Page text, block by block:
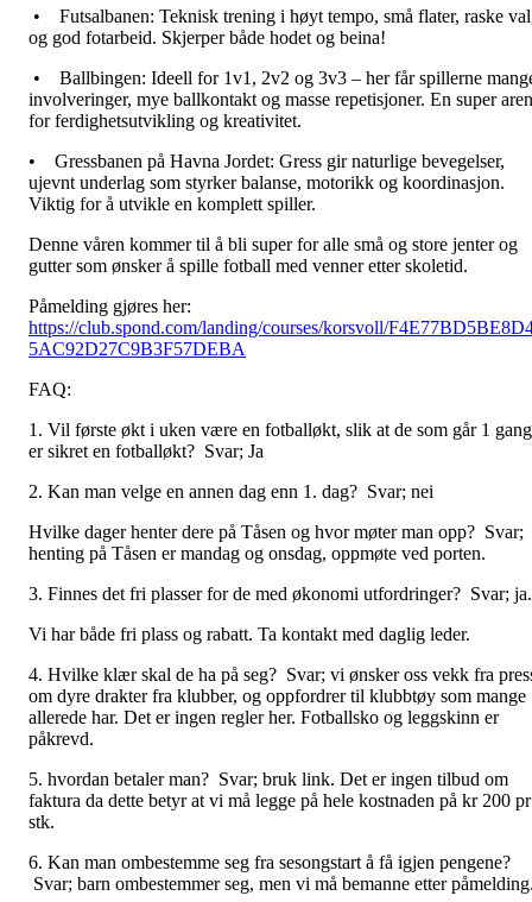
• Futsalbanen: Teknisk trening i høyt tempo, små flater, raske
og god fotarbeid. Skjerper både hodet og beina!
• Ballbingen: Ideell for 1v1, 2v2 og 3v3 – her får spillerne
involveringer, mye ballkontakt og masse repetisjoner. En super
for ferdighetsutvikling og kreativitet.
• Gressbanen på Havna Jordet: Gress gir naturlige bevegelser,
ujevnt underlag som styrker balanse, motorikk og koordinasjon.
Viktig for å utvikle en komplett spiller.
Denne våren kommer til å bli super for alle små og store jenter og
gutter som ønsker å spille fotball med venner etter skoletid.
Påmelding gjøres her:
https://club.spond.com/landing/courses/korsvoll/
5AC92D27C9B3F57DEBA
FAQ:
1. Vil første økt i uken være en fotballøkt, slik at de som går 1 gang
er sikret en fotballøkt? Svar; Ja
2. Kan man velge en annen dag enn 1. dag? Svar; nei
Hvilke dager henter dere på Tåsen og hvor møter man opp? Svar;
henting på Tåsen er mandag og onsdag, oppmøte ved porten.
3. Finnes det fri plasser for de med økonomi utfordringer? Svar;
Vi har både fri plass og rabatt. Ta kontakt med daglig leder.
4. Hvilke klær skal de ha på seg? Svar; vi ønsker oss vekk fra
om dyre drakter fra klubber, og oppfordrer til klubbtøy som mange
allerede har. Det er ingen regler her. Fotballsko og leggskinn er
påkrevd.
5. hvordan betaler man? Svar; bruk link. Det er ingen tilbud om
faktura da dette betyr at vi må legge på hele kostnaden på kr 200 pr
stk.
6. Kan man ombestemme seg fra sesongstart å få igjen pengene?
Svar; barn ombestemmer seg, men vi må bemanne etter